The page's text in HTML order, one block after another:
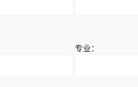
专业：